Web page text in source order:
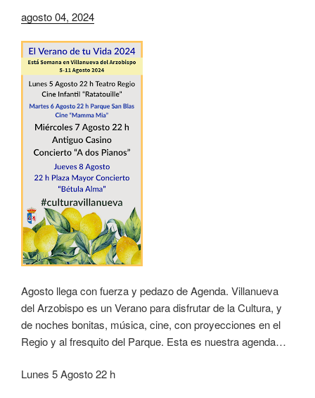
agosto 04, 2024
Agosto llega con fuerza y pedazo de Agenda. Villanueva
del Arzobispo es un Verano para disfrutar de la Cultura, y
de noches bonitas, música, cine, con proyecciones en el
Regio y al fresquito del Parque. Esta es nuestra agenda…
Lunes 5 Agosto 22 h